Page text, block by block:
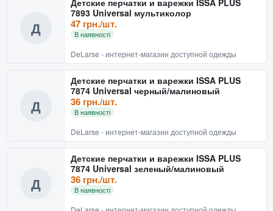
Д
7893 Universal мультиколор
47 грн./шт.
В наявності
DeLarse - интернет-магазин доступной одежды
Д
Детские перчатки и варежки ISSA PLUS
7874 Universal черный/малиновый
36 грн./шт.
В наявності
DeLarse - интернет-магазин доступной одежды
Д
Детские перчатки и варежки ISSA PLUS
7874 Universal зеленый/малиновый
36 грн./шт.
В наявності